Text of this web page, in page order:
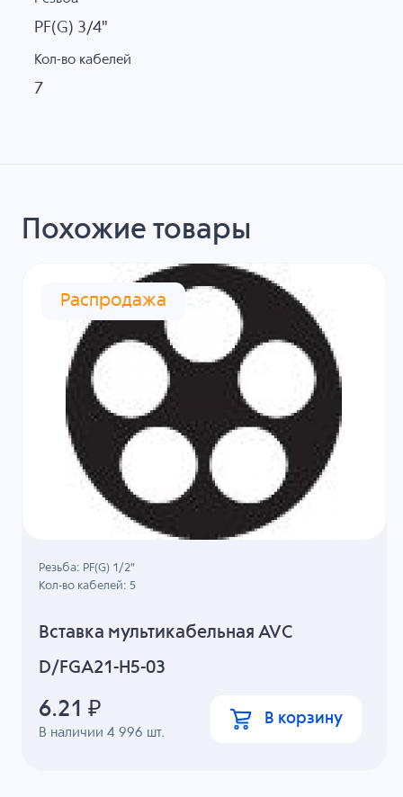
PF(G) 3/4"
Кол-во кабелей
7
Похожие товары
Распродажа
Вставка мультикабельная AVC
D/FGA21-H5-03
В наличии4 996 шт.
Резьба: PF(G) 1/2"
Кол-во кабелей: 5
6.21 ₽ В корзину